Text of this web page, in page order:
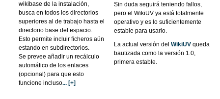
wikibase de la instalación,
busca en todos los directorios
superiores al de trabajo hasta el
directorio base del espacio.
Esto permite incluir ficheros aún
estando en subdirectorios.
Se prevee añadir un recálculo
automático de los enlaces
(opcional) para que esto
funcione incluso... [+]
Sin duda seguirá teniendo fallos,
pero el WikiUV ya está totalmente
operativo y es lo suficientemente
estable para usarlo.
La actual versión delWikiUV queda
bautizada como la versión 1.0,
primera estable.